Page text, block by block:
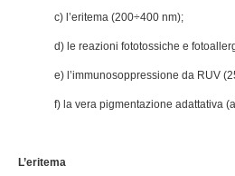
c) l’eritema (200÷400 nm);
d) le reazioni fototossiche e
e) l’immunosoppressione da RUV
f) la vera pigmentazione adattativa
L’eritema